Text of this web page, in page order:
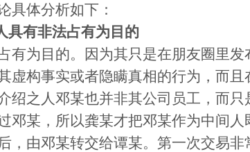
具体分析如下：
具有非法占有为目的
有为目的。因为其只是在朋友圈里
虚构事实或者隐瞒真相的行为，而
绍之人邓某也并非其公司员工，而只
邓某，所以龚某才把邓某作为中间
，由邓某转交给谭某。第一次交易